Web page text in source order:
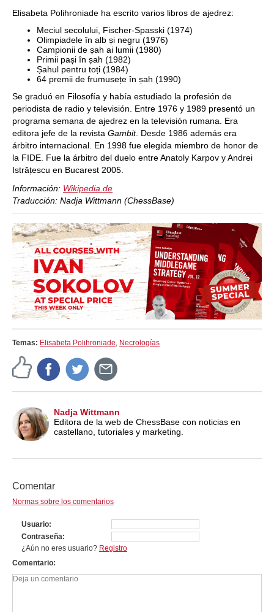
Elisabeta Polihroniade ha escrito varios libros de ajedrez:
Meciul secolului, Fischer-Spasski (1974)
Olimpiadele în alb și negru (1976)
Campionii de șah ai lumii (1980)
Primii pași în șah (1982)
Șahul pentru toți (1984)
64 premii de frumusețe în șah (1990)
Se graduó en Filosofía y había estudiado la profesión de
periodista de radio y televisión. Entre 1976 y 1989 presentó un
programa semana de ajedrez en la televisión rumana. Era
editora jefe de la revista Gambit. Desde 1986 además era
árbitro internacional. En 1998 fue elegida miembro de honor de
la FIDE. Fue la árbitro del duelo entre Anatoly Karpov y Andrei
Istrățescu en Bucarest 2005.
Información: Wikipedia.de
Traducción: Nadja Wittmann (ChessBase)
Temas: Elisabeta Polihroniade, Necrologías
Nadja Wittmann
Editora de la web de ChessBase con noticias en
castellano, tutoriales y marketing.
Comentar
Normas sobre los comentarios
Usuario
Contraseña
¿Aún no eres usuario? Registro
Comentario